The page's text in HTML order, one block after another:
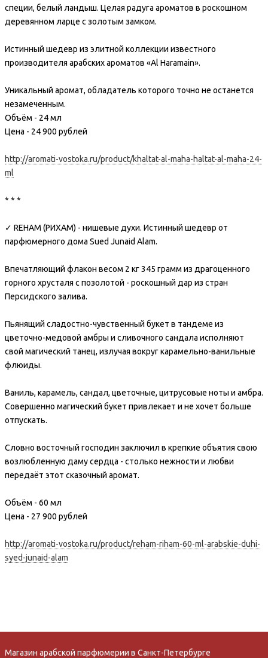
специи, белый ландыш. Целая радуга ароматов в роскошном
деревянном ларце с золотым замком.
Истинный шедевр из элитной коллекции известного
производителя арабских ароматов «Al Haramain».
Уникальный аромат, обладатель которого точно не останется
незамеченным.
Объём - 24 мл
Цена - 24 900 рублей
http://aromati-vostoka.ru/product/khaltat-al-maha-haltat-al-maha-24-
ml
* * *
✓ REHAM (РИХАМ) - нишевые духи. Истинный шедевр от
парфюмерного дома Sued Junaid Alam.
Впечатляющий флакон весом 2 кг 345 грамм из драгоценного
горного хрусталя с позолотой - роскошный дар из стран
Персидского залива.
Пьянящий сладостно-чувственный букет в тандеме из
цветочно-медовой амбры и сливочного сандала исполняют
свой магический танец, излучая вокруг карамельно-ванильные
флюиды.
Ваниль, карамель, сандал, цветочные, цитрусовые ноты и амбра.
Совершенно магический букет привлекает и не хочет больше
отпускать.
Словно восточный господин заключил в крепкие объятия свою
возлюбленную даму сердца - столько нежности и любви
передаёт этот сказочный аромат.
Объём - 60 мл
Цена - 27 900 рублей
http://aromati-vostoka.ru/product/reham-riham-60-ml-arabskie-duhi-
syed-junaid-alam
Магазин арабской парфюмерии в Санкт-Петербурге